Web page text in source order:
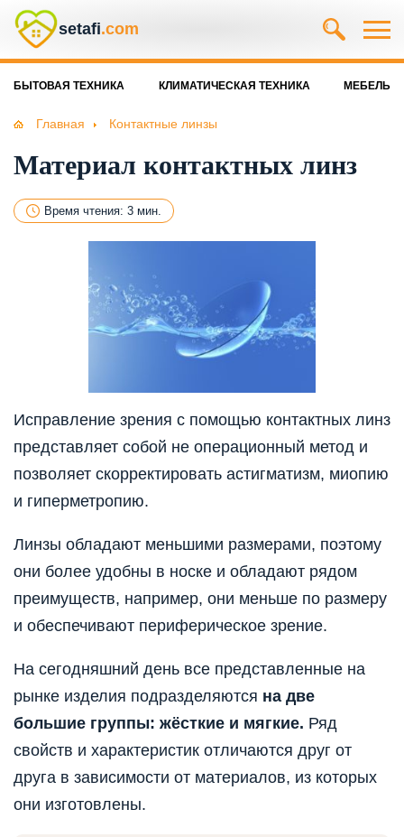
setafi.com
БЫТОВАЯ ТЕХНИКА КЛИМАТИЧЕСКАЯ ТЕХНИКА МЕБЕЛЬ
Главная Контактные линзы
Материал контактных линз
Время чтения: 3 мин.
Исправление зрения с помощью контактных линз
представляет собой не операционный метод и
позволяет скорректировать астигматизм, миопию
и гиперметропию.
Линзы обладают меньшими размерами, поэтому
они более удобны в носке и обладают рядом
преимуществ, например, они меньше по размеру
и обеспечивают периферическое зрение.
На сегодняшний день все представленные на
рынке изделия подразделяются на две
большие группы: жёсткие и мягкие. Ряд
свойств и характеристик отличаются друг от
друга в зависимости от материалов, из которых
они изготовлены.